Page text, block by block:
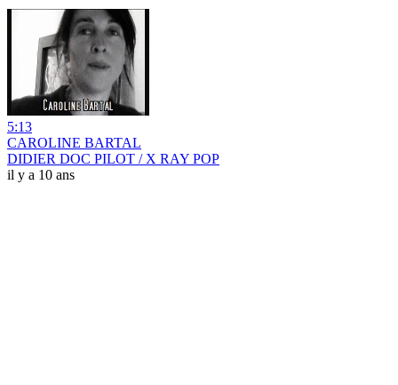
5:13
CAROLINE BARTAL
DIDIER DOC PILOT / X RAY POP
il y a 10 ans